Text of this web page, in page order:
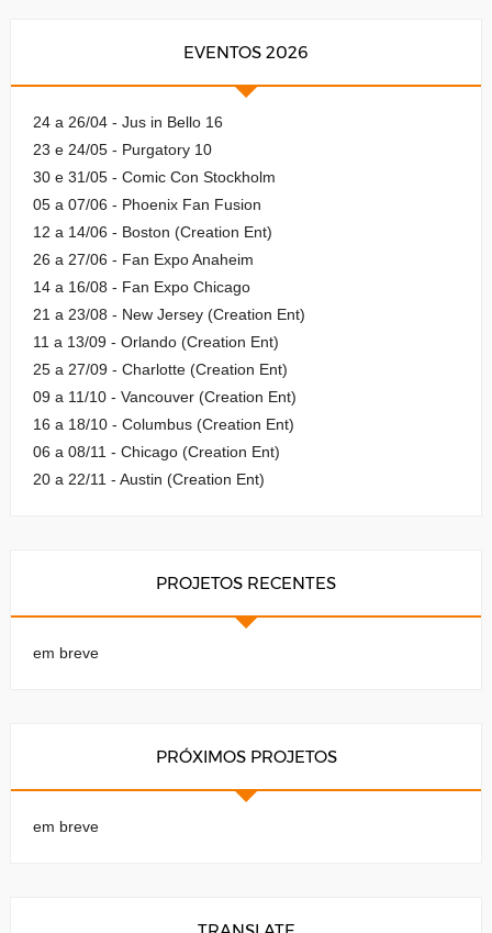
EVENTOS 2026
24 a 26/04 - Jus in Bello 16
23 e 24/05 - Purgatory 10
30 e 31/05 - Comic Con Stockholm
05 a 07/06 - Phoenix Fan Fusion
12 a 14/06 - Boston (Creation Ent)
26 a 27/06 - Fan Expo Anaheim
14 a 16/08 - Fan Expo Chicago
21 a 23/08 - New Jersey (Creation Ent)
11 a 13/09 - Orlando (Creation Ent)
25 a 27/09 - Charlotte (Creation Ent)
09 a 11/10 - Vancouver (Creation Ent)
16 a 18/10 - Columbus (Creation Ent)
06 a 08/11 - Chicago (Creation Ent)
20 a 22/11 - Austin (Creation Ent)
PROJETOS RECENTES
em breve
PRÓXIMOS PROJETOS
em breve